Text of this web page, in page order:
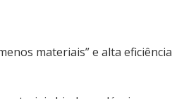
materiais” e alta eficiência